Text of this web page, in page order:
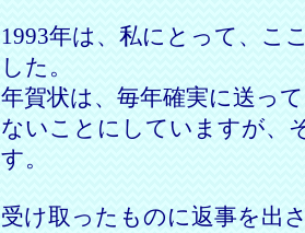
1993年は、私にとって、こ
した。
年賀状は、毎年確実に送っ
ないことにしていますが、
す。
受け取ったものに返事を出